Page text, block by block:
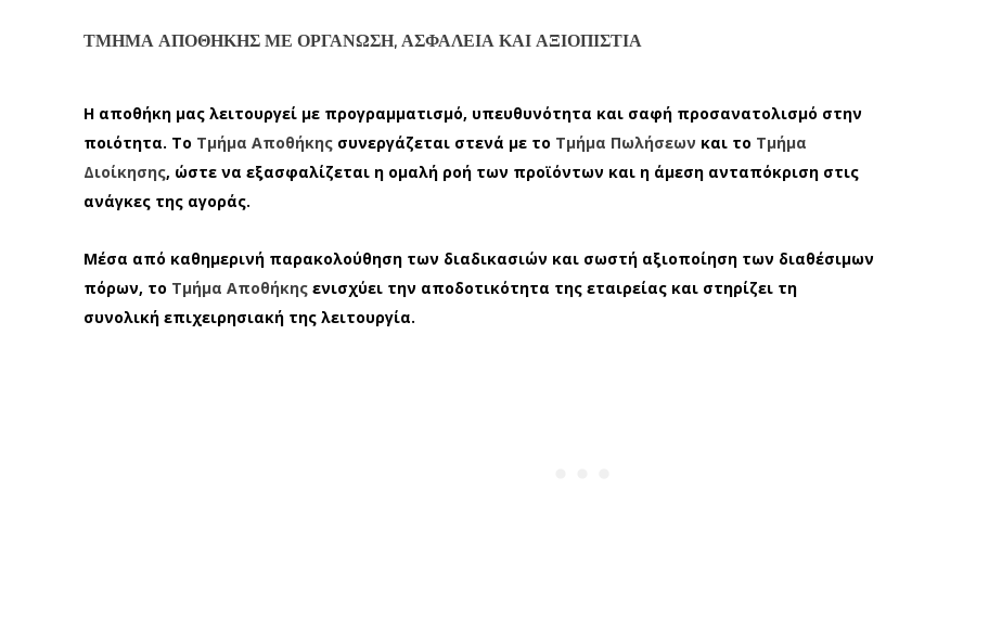
ΤΜΉΜΑ ΑΠΟΘΉΚΗΣ ΜΕ ΟΡΓΆΝΩΣΗ, ΑΣΦΆΛΕΙΑ ΚΑΙ ΑΞΙΟΠΙΣΤΊΑ
Η αποθήκη μας λειτουργεί με προγραμματισμό, υπευθυνότητα και σαφή προσανατολισμό στην
ποιότητα. Το Τμήμα Αποθήκης συνεργάζεται στενά με το Τμήμα Πωλήσεων και το Τμήμα
Διοίκησης, ώστε να εξασφαλίζεται η ομαλή ροή των προϊόντων και η άμεση ανταπόκριση στις
ανάγκες της αγοράς.
Μέσα από καθημερινή παρακολούθηση των διαδικασιών και σωστή αξιοποίηση των διαθέσιμων
πόρων, το Τμήμα Αποθήκης ενισχύει την αποδοτικότητα της εταιρείας και στηρίζει τη
συνολική επιχειρησιακή της λειτουργία.